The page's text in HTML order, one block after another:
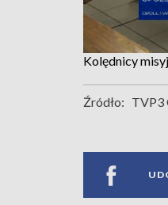
Kolędnicy
Źródło: TVP3